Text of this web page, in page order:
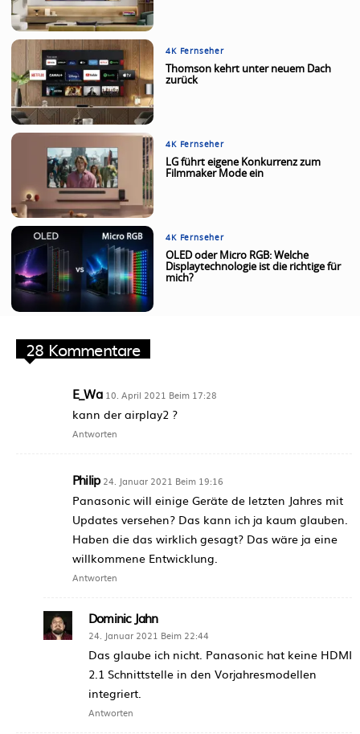
4K Fernseher
Thomson kehrt unter neuem Dach
zurück
4K Fernseher
LG führt eigene Konkurrenz zum
Filmmaker Mode ein
4K Fernseher
OLED oder Micro RGB: Welche
Displaytechnologie ist die richtige für
mich?
28 Kommentare
E_Wa 10. April 2021 Beim 17:28
kann der airplay2 ?
Antworten
Philip 24. Januar 2021 Beim 19:16
Panasonic will einige Geräte de letzten Jahres mit
Updates versehen? Das kann ich ja kaum glauben.
Haben die das wirklich gesagt? Das wäre ja eine
willkommene Entwicklung.
Antworten
Dominic Jahn
24. Januar 2021 Beim 22:44
Das glaube ich nicht. Panasonic hat keine HDMI
2.1 Schnittstelle in den Vorjahresmodellen
integriert.
Antworten